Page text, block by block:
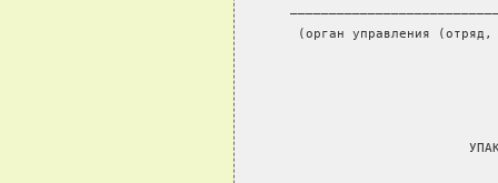
(орган управления